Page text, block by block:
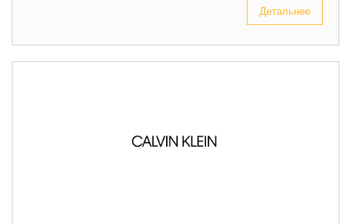
Детальнее